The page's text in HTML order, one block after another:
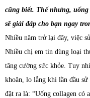
cũng biết. Thế nhưng,
sẽ giải đáp cho bạn ngay
Nhiều năm trở lại đây, việc
Nhiều chị em tin dùng loại
tăng cường sức khỏe. Tuy
khoăn, lo lắng khi lần đầu
đặt ra là: “Uống collagen có